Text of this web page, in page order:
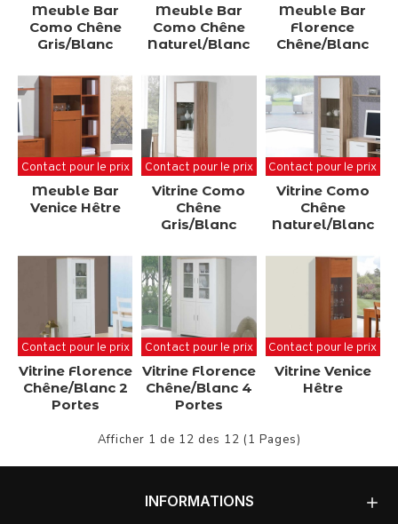
Meuble Bar
Como Chêne
Gris/Blanc
Meuble Bar
Como Chêne
Naturel/Blanc
Meuble Bar
Florence
Chêne/Blanc
Contact pour le prix
Meuble Bar
Venice Hêtre
Contact pour le prix
Vitrine Como
Chêne
Gris/Blanc
Contact pour le prix
Vitrine Como
Chêne
Naturel/Blanc
Contact pour le prix
Vitrine Florence
Chêne/Blanc 2
Portes
Contact pour le prix
Vitrine Florence
Chêne/Blanc 4
Portes
Contact pour le prix
Vitrine Venice
Hêtre
Afficher 1 de 12 des 12 (1 Pages)
INFORMATIONS